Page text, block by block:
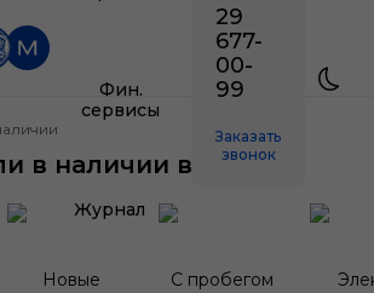
Фин.
сервисы
Журнал
29
677-
00-
99
Заказать
звонок
в наличии в Минске
Новые С пробегом